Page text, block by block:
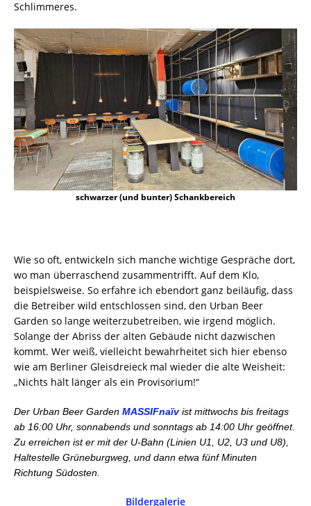
Schlimmeres.
schwarzer (und bunter) Schankbereich
Wie so oft, entwickeln sich manche wichtige Gespräche dort,
wo man überraschend zusammentrifft. Auf dem Klo,
beispielsweise. So erfahre ich ebendort ganz beiläufig, dass
die Betreiber wild entschlossen sind, den Urban Beer
Garden so lange weiterzubetreiben, wie irgend möglich.
Solange der Abriss der alten Gebäude nicht dazwischen
kommt. Wer weiß, vielleicht bewahrheitet sich hier ebenso
wie am Berliner Gleisdreieck mal wieder die alte Weisheit:
„Nichts hält länger als ein Provisorium!“
Der Urban Beer Garden MASSIFnaïvist mittwochs bis freitags
ab 16:00 Uhr, sonnabends und sonntags ab 14:00 Uhr geöffnet.
Zu erreichen ist er mit der U-Bahn (Linien U1, U2, U3 und U8),
Haltestelle Grüneburgweg, und dann etwa fünf Minuten
Richtung Südosten.
Bildergalerie